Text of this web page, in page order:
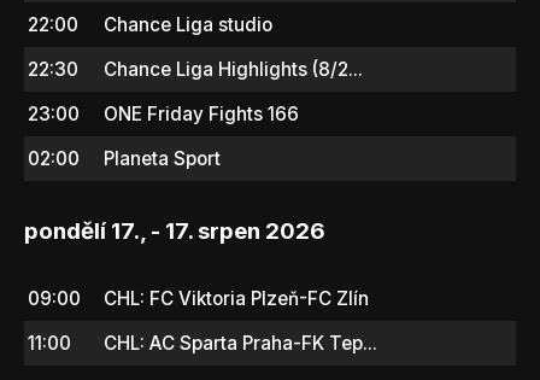
22:00
Chance Liga studio
22:30
Chance Liga Highlights (8/2...
23:00
ONE Friday Fights 166
02:00
Planeta Sport
pondělí 17., - 17. srpen 2026
09:00
CHL: FC Viktoria Plzeň-FC Zlín
11:00
CHL: AC Sparta Praha-FK Tep...